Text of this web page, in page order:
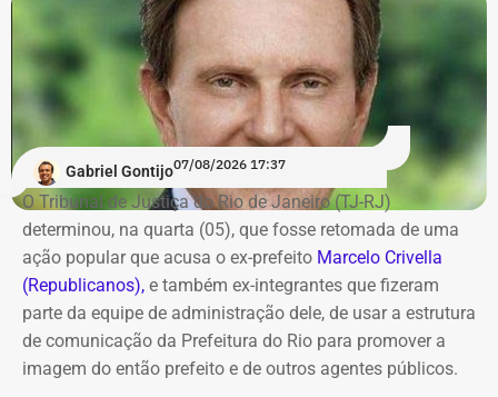
Os dados são públicos e ficam disponíveis para consulta
no sistema DivulgaCandContas, do TSE.
Gabriel Gontijo07/08/2026 17:37
O Tribunal de Justiça do Rio de Janeiro (TJ-RJ)
determinou, na quarta (05), que fosse retomada de uma
ação popular que acusa o ex-prefeito Marcelo Crivella
(Republicanos), e também ex-integrantes que fizeram
parte da equipe de administração dele, de usar a estrutura
de comunicação da Prefeitura do Rio para promover a
imagem do então prefeito e de outros agentes públicos.